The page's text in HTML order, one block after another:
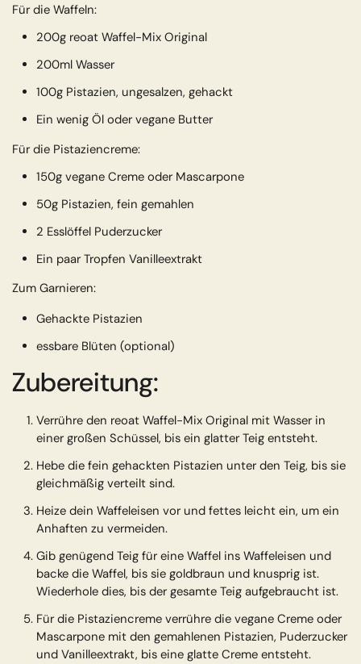
Für die Waffeln:
200g reoat Waffel-Mix Original
200ml Wasser
100g Pistazien, ungesalzen, gehackt
Ein wenig Öl oder vegane Butter
Für die Pistaziencreme:
150g vegane Creme oder Mascarpone
50g Pistazien, fein gemahlen
2 Esslöffel Puderzucker
Ein paar Tropfen Vanilleextrakt
Zum Garnieren:
Gehackte Pistazien
essbare Blüten (optional)
Zubereitung:
Verrühre den reoat Waffel-Mix Original mit Wasser in
einer großen Schüssel, bis ein glatter Teig entsteht.
Hebe die fein gehackten Pistazien unter den Teig, bis sie
gleichmäßig verteilt sind.
Heize dein Waffeleisen vor und fettes leicht ein, um ein
Anhaften zu vermeiden.
Gib genügend Teig für eine Waffel ins Waffeleisen und
backe die Waffel, bis sie goldbraun und knusprig ist.
Wiederhole dies, bis der gesamte Teig aufgebraucht ist.
Für die Pistaziencreme verrühre die vegane Creme oder
Mascarpone mit den gemahlenen Pistazien, Puderzucker
und Vanilleextrakt, bis eine glatte Creme entsteht.